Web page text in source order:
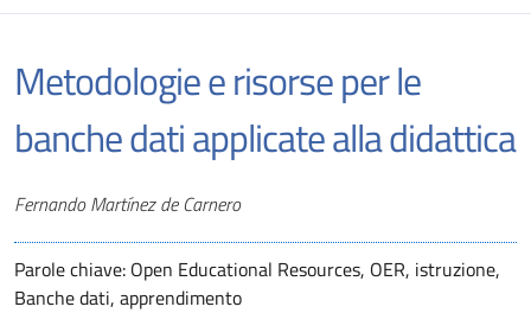
Metodologie e risorse per le
banche dati applicate alla didattica
Autori
Fernando Martínez de Carnero
Parole chiave: Open Educational Resources, OER, istruzione,
Banche dati, apprendimento